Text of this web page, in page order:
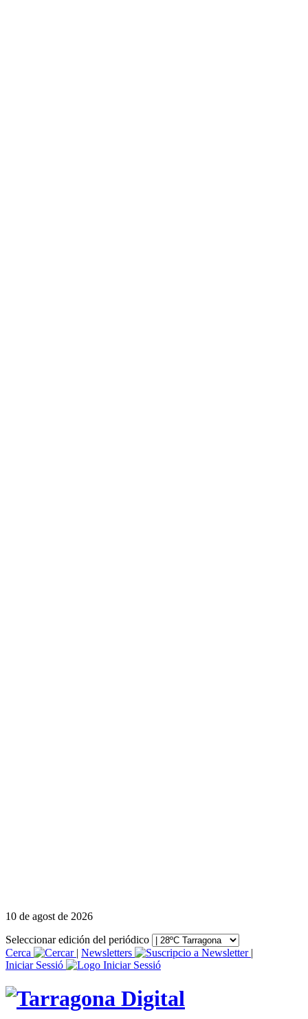
10 de agost de 2026
Seleccionar edición del periódico
Cerca
| Newsletters
|
Iniciar Sessió